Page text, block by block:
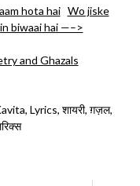
hota hai Wo jiske
biwaai hai —–>
and Ghazals
Lyrics, शायरी, ग़ज़ल,